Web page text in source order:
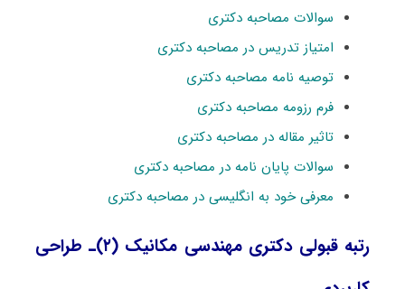
سوالات مصاحبه دکتری
امتیاز تدریس در مصاحبه دکتری
توصیه نامه مصاحبه دکتری
فرم رزومه مصاحبه دکتری
تاثیر مقاله در مصاحبه دکتری
سوالات پایان نامه در مصاحبه دکتری
معرفی خود به انگلیسی در مصاحبه دکتری
رتبه قبولی دکتری مهندسی مکانیک (۲)ـ طراحی